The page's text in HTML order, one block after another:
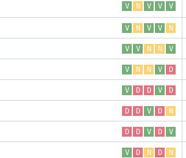
V N V V V
V N V V N
V V N N V
V N N V D
V D D V D
D D V D N
D D V D V
V D N D N